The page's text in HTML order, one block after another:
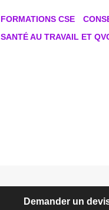
FORMATIONS CSE
SANTÉ AU TRAVAIL ET
Demander un